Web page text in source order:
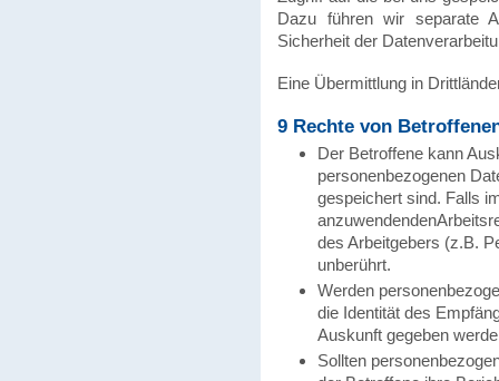
Dazu führen wir separate
Sicherheit der
Eine Übermittlung in
9 Rechte von
Der Betroffene kann
personenbezogenen
gespeichert sind. Falls
des Arbeitgebers (z.B.
unberührt.
Werden
die Identität des
Auskunft gegeben
Sollten